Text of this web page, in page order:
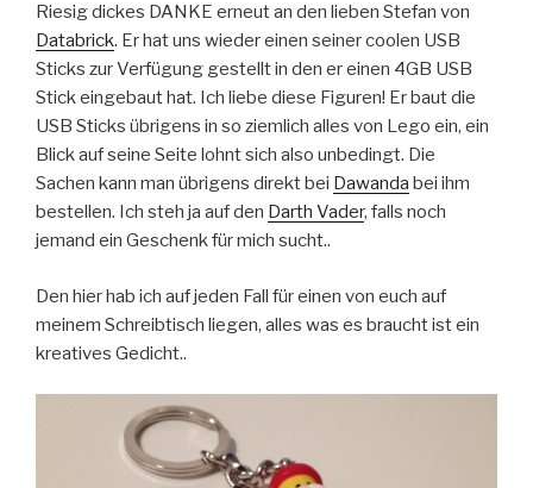
Riesig dickes DANKE erneut an den lieben Stefan von
Databrick. Er hat uns wieder einen seiner coolen USB
Sticks zur Verfügung gestellt in den er einen 4GB USB
Stick eingebaut hat. Ich liebe diese Figuren! Er baut die
USB Sticks übrigens in so ziemlich alles von Lego ein, ein
Blick auf seine Seite lohnt sich also unbedingt. Die
Sachen kann man übrigens direkt bei Dawanda bei ihm
bestellen. Ich steh ja auf den Darth Vader, falls noch
jemand ein Geschenk für mich sucht..
Den hier hab ich auf jeden Fall für einen von euch auf
meinem Schreibtisch liegen, alles was es braucht ist ein
kreatives Gedicht..